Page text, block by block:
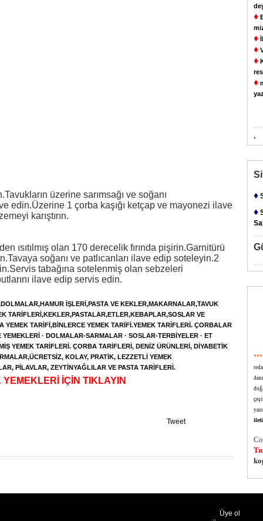
üzerine sarımsağı ve soğanı
edin.Üzerine 1 çorba kaşığı ketçap ve mayonezi ilave
karıştırın.
ısıtılmış olan 170 derecelik fırında pişirin.Garnitürü
soğanı ve patlıcanları ilave edip soteleyin.2
tabağına sotelenmiş olan sebzeleri
ilave edip servis edin.
İŞLERİ,PASTA VE KEKLER,MAKARNALAR,TAVUK
TARİFLERİ,KEKLER,PASTALAR,ETLER,KEBAPLAR,SOSLAR VE
YEMEK TARİFİ,BİNLERCE YEMEK TARİFİ.YEMEK TARİFLERİ. ÇORBALAR
· DOLMALAR-SARMALAR · SOSLAR-TERBİYELER · ET
YEMEK TARİFLERİ. ÇORBA TARİFLERİ, DENİZ ÜRÜNLERİ, DİYABETİK
KOLAY, PRATİK, LEZZETLİ YEMEK
PİLAVLAR, ZEYTİNYAĞLILAR VE PASTA TARİFLERİ.
YEMEKLERİ İÇİN TIKLAYIN
Tweet
♦
♦
♦
♦
♦
.
♦
♦
Üye ol